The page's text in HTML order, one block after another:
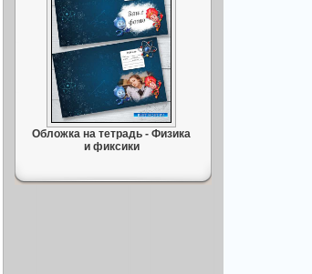
Обложка на тетрадь - Физика
и фиксики